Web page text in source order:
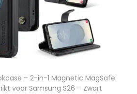
– 2-in-1 Magnetic MagSafe
voor Samsung S26 – Zwart